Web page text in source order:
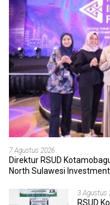
7 Agustus 2026
Direktur RSUD
North Sulawesi
3 Agustus
RSUD